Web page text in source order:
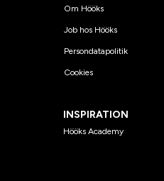
Om Hööks
Job hos Hööks
Persondatapolitik
Cookies
INSPIRATION
Hööks Academy